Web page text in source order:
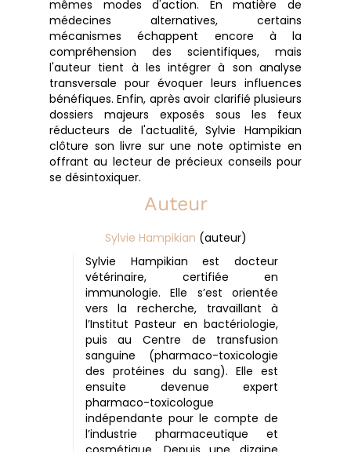
mêmes modes d'action. En matière de
médecines alternatives, certains
mécanismes échappent encore à la
compréhension des scientifiques, mais
l'auteur tient à les intégrer à son analyse
transversale pour évoquer leurs influences
bénéfiques. Enfin, après avoir clarifié plusieurs
dossiers majeurs exposés sous les feux
réducteurs de l'actualité, Sylvie Hampikian
clôture son livre sur une note optimiste en
offrant au lecteur de précieux conseils pour
se désintoxiquer.
Auteur
Sylvie Hampikian (auteur)
Sylvie Hampikian est docteur
vétérinaire, certifiée en
immunologie. Elle s’est orientée
vers la recherche, travaillant à
l’Institut Pasteur en bactériologie,
puis au Centre de transfusion
sanguine (pharmaco-toxicologie
des protéines du sang). Elle est
ensuite devenue expert
pharmaco-toxicologue
indépendante pour le compte de
l’industrie pharmaceutique et